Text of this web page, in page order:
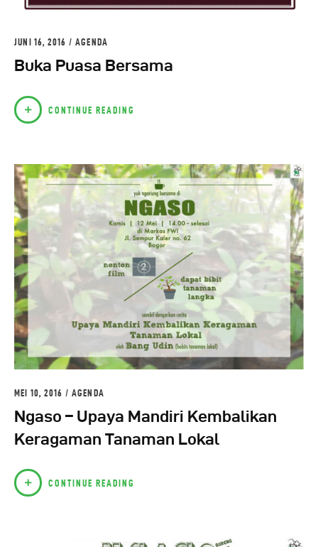
JUNI 16, 2016 AGENDA
Buka Puasa Bersama
CONTINUE READING
MEI 10, 2016 AGENDA
Ngaso – Upaya Mandiri Kembalikan
Keragaman Tanaman Lokal
CONTINUE READING